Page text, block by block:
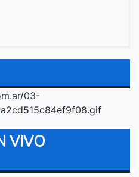
03-
VIVO